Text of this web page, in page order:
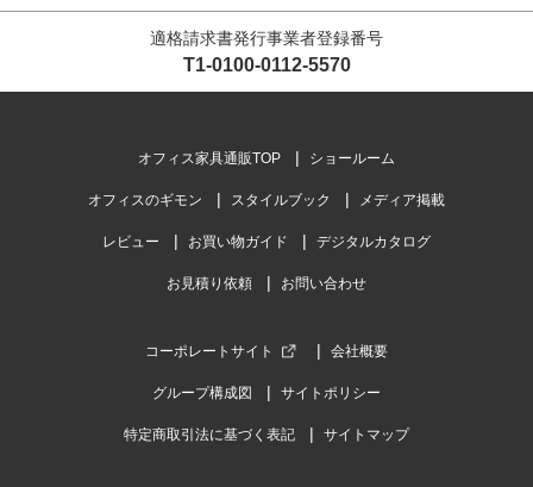
適格請求書発行事業者登録番号
T1-0100-0112-5570
オフィス家具通販TOP ショールーム
オフィスのギモン スタイルブック メディア掲載
レビュー お買い物ガイド デジタルカタログ
お見積り依頼 お問い合わせ
コーポレートサイト 会社概要
グループ構成図 サイトポリシー
特定商取引法に基づく表記 サイトマップ